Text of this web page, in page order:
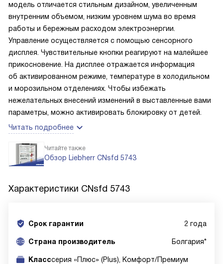
модель отличается стильным дизайном, увеличенным
внутренним объемом, низким уровнем шума во время
работы и бережным расходом электроэнергии.
Управление осуществляется с помощью сенсорного
дисплея. Чувствительные кнопки реагируют на малейшее
прикосновение. На дисплее отражается информация
об активированном режиме, температуре в холодильном
и морозильном отделениях. Чтобы избежать
нежелательных внесений изменений в выставленные вами
параметры, можно активировать блокировку от детей.
Читать подробнее
Читайте также
Обзор Liebherr CNsfd 5743
Характеристики CNsfd 5743
Срок гарантии 2 года
Cтрана производитель Болгария*
Класссерия «Плюс» (Plus), Комфорт/Премиум